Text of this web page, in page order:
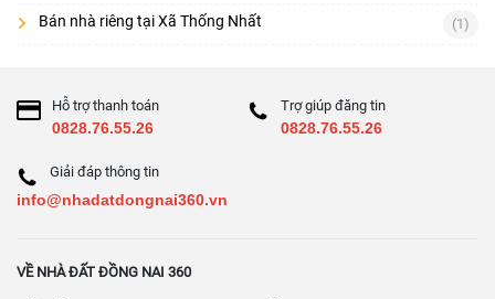
Bán nhà riêng tại Xã Thống Nhất (1)
Hỗ trợ thanh toán
0828.76.55.26
Trợ giúp đăng tin
0828.76.55.26
Giải đáp thông tin
info@nhadatdongnai360.vn
VỀ NHÀ ĐẤT ĐỒNG NAI 360